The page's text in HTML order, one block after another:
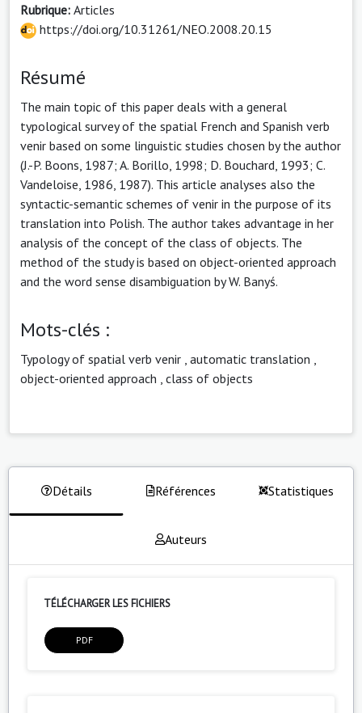
Rubrique: Articles
https://doi.org/10.31261/NEO.2008.20.15
Résumé
The main topic of this paper deals with a general
typological survey of the spatial French and Spanish verb
venir based on some linguistic studies chosen by the author
(J.-P. Boons, 1987; A. Borillo, 1998; D. Bouchard, 1993; C.
Vandeloise, 1986, 1987). This article analyses also the
syntactic-semantic schemes of venir in the purpose of its
translation into Polish. The author takes advantage in her
analysis of the concept of the class of objects. The
method of the study is based on object-oriented approach
and the word sense disambiguation by W. Banyś.
Mots-clés :
Typology of spatial verb venir automatic translation
object-oriented approach class of objects
Détails Références Statistiques
Auteurs
TÉLÉCHARGER LES FICHIERS
PDF